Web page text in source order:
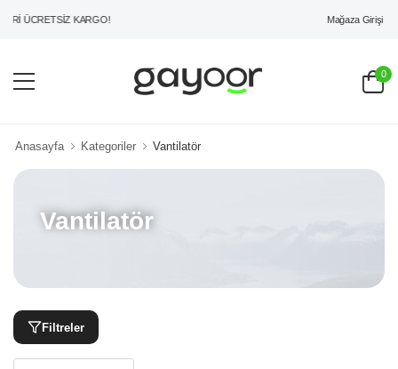
ÜCRETSİZ KARGO! Mağaza Girişi
0
Anasayfa Kategoriler Vantilatör
Vantilatör
Filtreler